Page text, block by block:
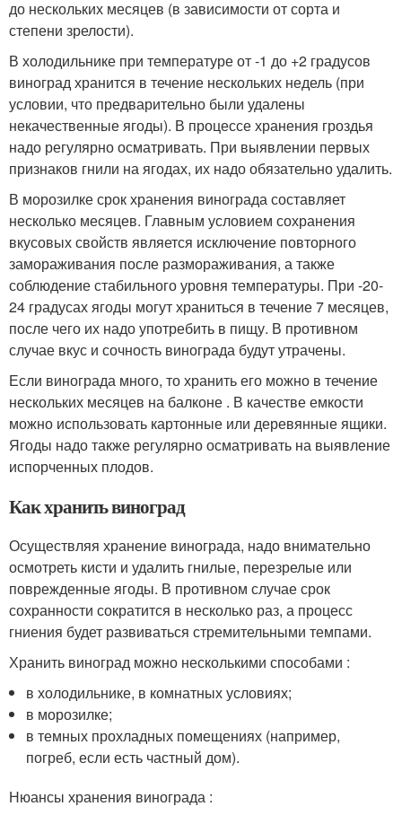
до нескольких месяцев (в зависимости от сорта и
степени зрелости).
В холодильнике при температуре от -1 до +2 градусов
виноград хранится в течение нескольких недель (при
условии, что предварительно были удалены
некачественные ягоды). В процессе хранения гроздья
надо регулярно осматривать. При выявлении первых
признаков гнили на ягодах, их надо обязательно удалить.
В морозилке срок хранения винограда составляет
несколько месяцев. Главным условием сохранения
вкусовых свойств является исключение повторного
замораживания после размораживания, а также
соблюдение стабильного уровня температуры. При -20-
24 градусах ягоды могут храниться в течение 7 месяцев,
после чего их надо употребить в пищу. В противном
случае вкус и сочность винограда будут утрачены.
Если винограда много, то хранить его можно в течение
нескольких месяцев на балконе . В качестве емкости
можно использовать картонные или деревянные ящики.
Ягоды надо также регулярно осматривать на выявление
испорченных плодов.
Как хранить виноград
Осуществляя хранение винограда, надо внимательно
осмотреть кисти и удалить гнилые, перезрелые или
поврежденные ягоды. В противном случае срок
сохранности сократится в несколько раз, а процесс
гниения будет развиваться стремительными темпами.
Хранить виноград можно несколькими способами :
в холодильнике, в комнатных условиях;
в морозилке;
в темных прохладных помещениях (например,
погреб, если есть частный дом).
Нюансы хранения винограда :